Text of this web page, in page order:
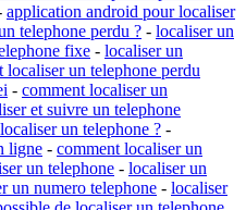
application android pour localiser
telephone perdu ? - localiser un
fixe - localiser un
localiser un telephone perdu
- comment localiser un
et suivre un telephone
un telephone ? -
ligne - comment localiser un
un telephone - localiser un
un numero telephone - localiser